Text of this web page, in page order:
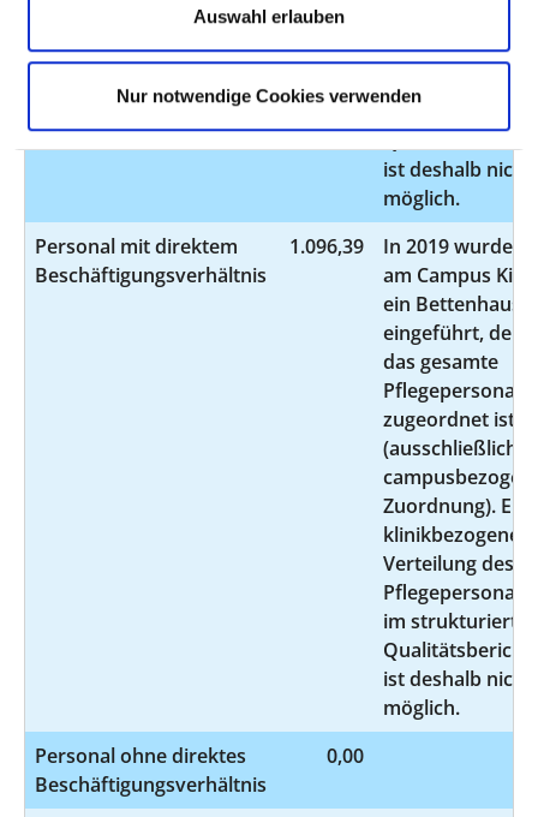
Auswahl erlauben
Nur notwendige Cookies verwenden
Verteilung des
Pflegepersonals
im
Qualitätsbericht
ist deshalb nicht
möglich.
Personal mit direktem
Beschäftigungsverhältnis
1.096,39
In 2019 wurde
am Campus Kiel
ein Bettenhaus
eingeführt, dem
das gesamte
Pflegepersonal
zugeordnet ist
(ausschließlich
Zuordnung). Eine
klinikbezogene
Verteilung des
Pflegepersonals
im
Qualitätsbericht
ist deshalb nicht
möglich.
Personal ohne direktes
Beschäftigungsverhältnis
0,00